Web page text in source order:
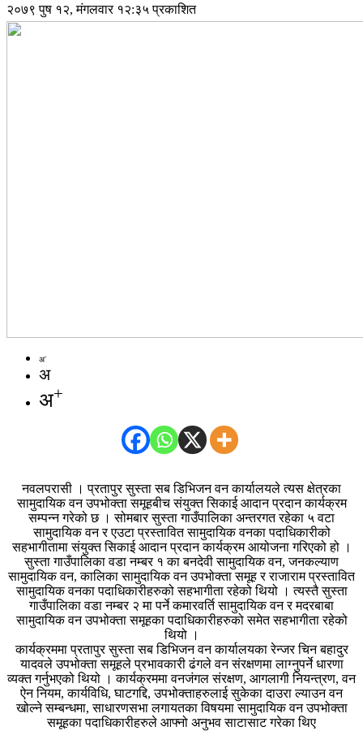
२०७९ पुष १२, मंगलवार १२:३५ प्रकाशित
अ-
अ
अ+
नवलपरासी । प्रतापुर सुस्ता सब डिभिजन वन कार्यालयले त्यस क्षेत्रका
सामुदायिक वन उपभोक्ता समूहबीच संयुक्त सिकाई आदान प्रदान कार्यक्रम
सम्पन्न गरेको छ । सोमबार सुस्ता गाउँपालिका अन्तरगत रहेका ५ वटा
सामुदायिक वन र एउटा प्रस्तावित सामुदायिक वनका पदाधिकारीको
सहभागीतामा संयुक्त सिकाई आदान प्रदान कार्यक्रम आयोजना गरिएको हो ।
सुस्ता गाउँपालिका वडा नम्बर १ का बनदेवी सामुदायिक वन, जनकल्याण
सामुदायिक वन, कालिका सामुदायिक वन उपभोक्ता समूह र राजाराम प्रस्तावित
सामुदायिक वनका पदाधिकारीहरुको सहभागीता रहेको थियो । त्यस्तै सुस्ता
गाउँपालिका वडा नम्बर २ मा पर्ने कमारवर्ति सामुदायिक वन र मदरबाबा
सामुदायिक वन उपभोक्ता समूहका पदाधिकारीहरुको समेत सहभागीता रहेको
थियो ।
कार्यक्रममा प्रतापुर सुस्ता सब डिभिजन वन कार्यालयका रेन्जर चिन बहादुर
यादवले उपभोक्ता समूहले प्रभावकारी ढंगले वन संरक्षणमा लाग्नुपर्ने धारणा
व्यक्त गर्नुभएको थियो । कार्यक्रममा वनजंगल संरक्षण, आगलागी नियन्त्रण, वन
ऐन नियम, कार्यविधि, घाटगद्दि, उपभोक्ताहरुलाई सुकेका दाउरा ल्याउन वन
खोल्ने सम्बन्धमा, साधारणसभा लगायतका विषयमा सामुदायिक वन उपभोक्ता
समूहका पदाधिकारीहरुले आफ्नो अनुभव साटासाट गरेका थिए